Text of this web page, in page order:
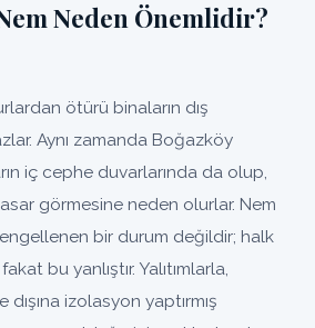
Neden Önemlidir?
ötürü binaların dış
Aynı zamanda Boğazköy
iç cephe duvarlarında da olup,
görmesine neden olurlar. Nem
bir durum değildir; halk
bu yanlıştır. Yalıtımlarla,
izolasyon yaptırmış